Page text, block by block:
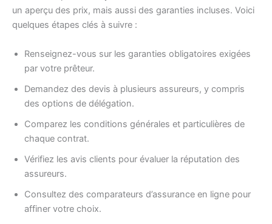
un aperçu des prix, mais aussi des garanties incluses. Voici
quelques étapes clés à suivre :
Renseignez-vous sur les garanties obligatoires exigées
par votre prêteur.
Demandez des devis à plusieurs assureurs, y compris
des options de délégation.
Comparez les conditions générales et particulières de
chaque contrat.
Vérifiez les avis clients pour évaluer la réputation des
assureurs.
Consultez des comparateurs d’assurance en ligne pour
affiner votre choix.